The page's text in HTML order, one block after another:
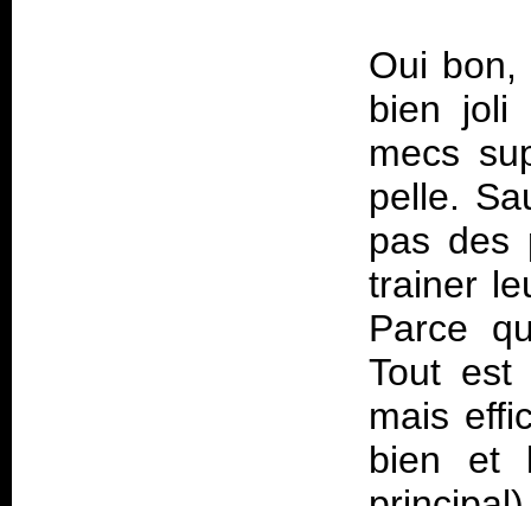
Oui bon,
bien joli
mecs
pelle.
pas des
trainer
Parce
Tout est
mais
bien et